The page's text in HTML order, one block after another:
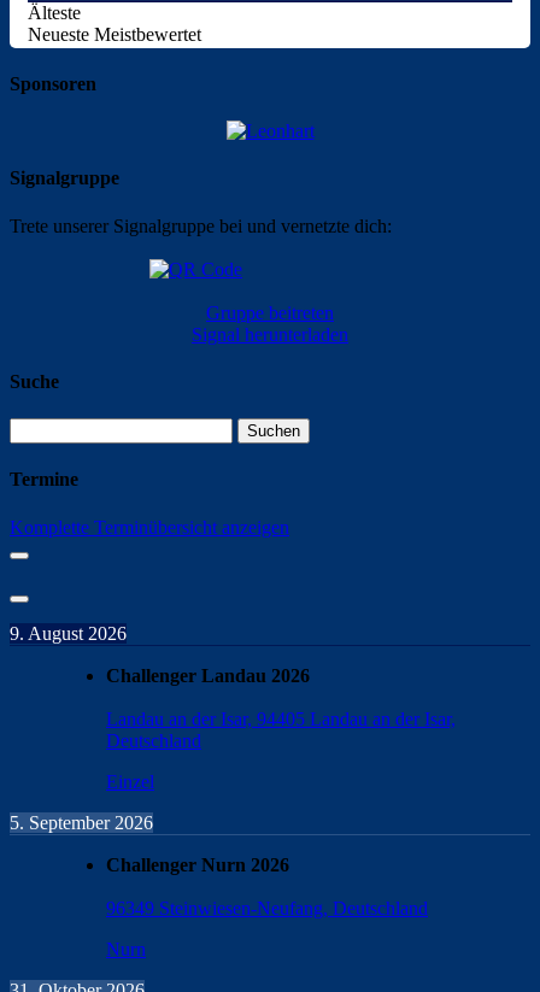
Älteste
Neueste Meistbewertet
Sponsoren
Signalgruppe
Trete unserer Signalgruppe bei und vernetzte dich:
Gruppe beitreten
Signal herunterladen
Suche
nach:
Termine
Komplette Terminübersicht anzeigen
9. August 2026
Challenger Landau 2026
Landau an der Isar, 94405 Landau an der Isar,
Deutschland
Einzel
5. September 2026
Challenger Nurn 2026
96349 Steinwiesen-Neufang, Deutschland
Nurn